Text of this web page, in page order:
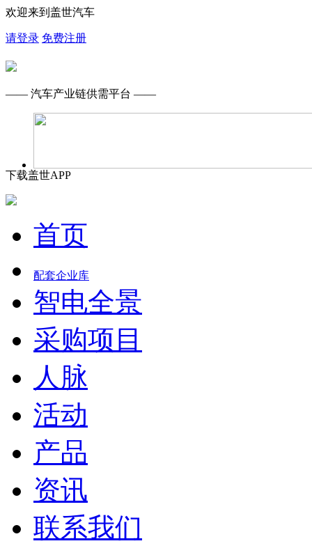
欢迎来到盖世汽车
请登录 免费注册
—— 汽车产业链供需平台 ——
下载盖世APP
首页
配套企业库
智电全景
采购项目
人脉
活动
产品
资讯
联系我们